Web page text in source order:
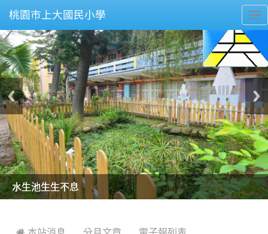
桃園市上大國民小學
美麗的操場是我們活力的來源
美麗的操場是我們活力的來源
煥然一新的小司令台
煥然一新的小司令台
富含桃園埤塘田園風光意象的中廊
富含桃園埤塘田園風光意象的中廊
嶄新的中庭廣場
嶄新的中庭廣場
水生池生生不息
水生池生生不息